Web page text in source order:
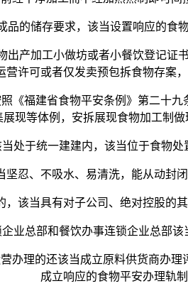
储存要求，该当设置响应的食物
加工小做坊或者小餐饮登记证
许可或者仅发卖预包拆食物存案
福建省食物平安条例》第二十九
展现等体例，安拆展现食物加工制做
于统一建建内，该当位于食物处
、不吸水、易清洗，能从动封
当具有对子公司、绝对控股的其
总部和餐饮办事连锁企业总部该
理的还该当成立原料供货商办理
成立响应的食物平安办理轨制